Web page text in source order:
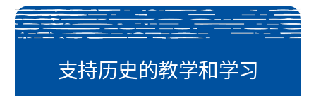
支持历史的教学和学习